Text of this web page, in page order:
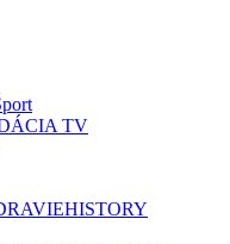
TV
HISTORY